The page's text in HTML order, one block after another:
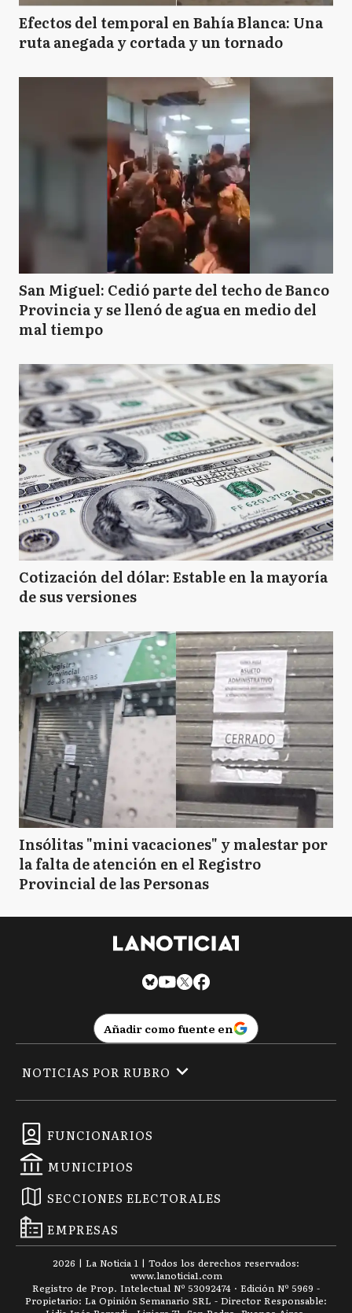
Efectos del temporal en Bahía Blanca: Una
ruta anegada y cortada y un tornado
San Miguel: Cedió parte del techo de Banco
Provincia y se llenó de agua en medio del
mal tiempo
Cotización del dólar: Estable en la mayoría
de sus versiones
Insólitas "mini vacaciones" y malestar por
la falta de atención en el Registro
Provincial de las Personas
Añadir como fuente en
FUNCIONARIOS
MUNICIPIOS
SECCIONES ELECTORALES
EMPRESAS
NOTICIAS POR RUBRO
2026 | La Noticia 1 | Todos los derechos reservados:
www.lanoticia1.com
Registro de Prop. Intelectual Nº 53092474 · Edición Nº 5969 -
Propietario: La Opinión Semanario SRL - Director Responsable: